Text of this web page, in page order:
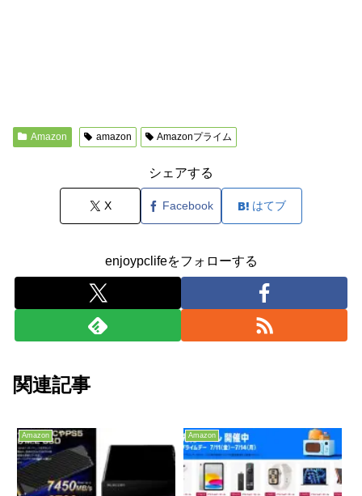
Amazon amazon Amazonプライム
シェアする
X Facebook はてブ
enjoypclifeをフォローする
関連記事
Amazon Amazon